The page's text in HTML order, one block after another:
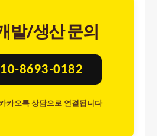
발/생산 문의
8693-0182
카오톡 상담으로 연결됩니다